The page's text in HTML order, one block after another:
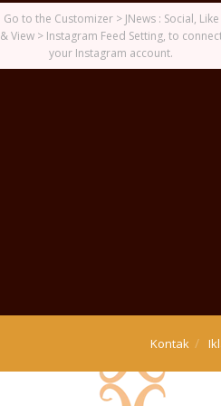
Go to the Customizer > JNews : Social, Like
& View > Instagram Feed Setting, to
your Instagram account.
Kontak